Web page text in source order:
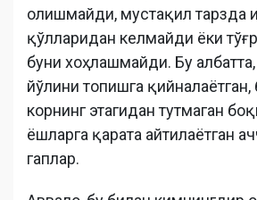
олишмайди, мустақил тарзда
қўлларидан келмайди ёки
буни хоҳлашмайди. Бу
йўлини топишга
корнинг этагидан тутмаган
ёшларга қарата айтилаётган
гаплар.